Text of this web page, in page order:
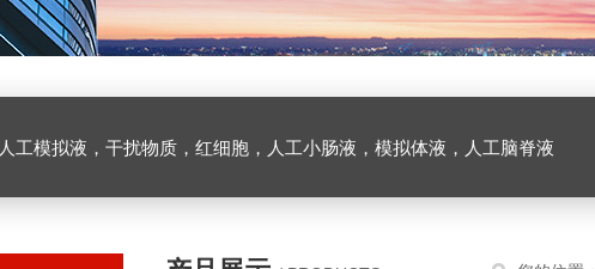
人工模拟液，干扰物质，红细胞，人工小肠液，模拟体液，人工脑脊液